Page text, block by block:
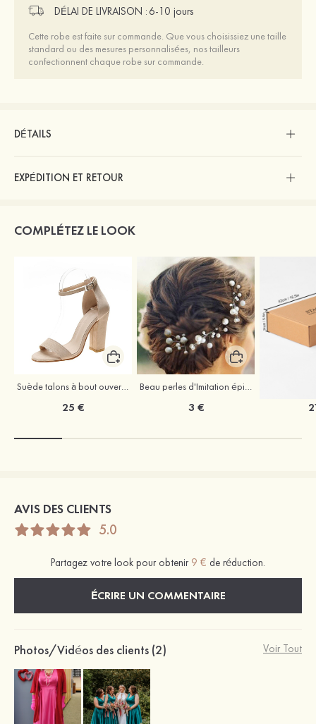
DÉLAI DE LIVRAISON : 6-10 jours
Cette robe est faite sur commande. Que vous choisissiez une taille
standard ou des mesures personnalisées, nos tailleurs
confectionnent chaque robe sur commande.
DÉTAILS
EXPÉDITION ET RETOUR
COMPLÉTEZ LE LOOK
Suède talons à bout ouvert sandales talon bottier chaussures pour les soirées
25 €
Beau perles d'Imitation épingles à cheveux coiffe
3 €
AVIS DES CLIENTS
5.0
Partagez votre look pour obtenir 9 € de réduction.
ÉCRIRE UN COMMENTAIRE
Photos/Vidéos des clients (2) Voir Tout